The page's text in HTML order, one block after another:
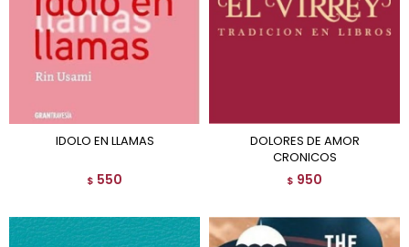
IDOLO EN LLAMAS
$ 550
DOLORES DE AMOR
CRONICOS
$ 950